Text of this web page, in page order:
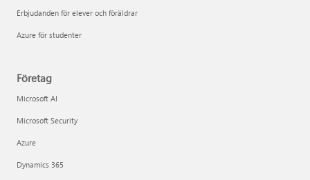
Erbjudanden för elever och föräldrar
Azure för studenter
Företag
Microsoft AI
Microsoft Security
Azure
Dynamics 365